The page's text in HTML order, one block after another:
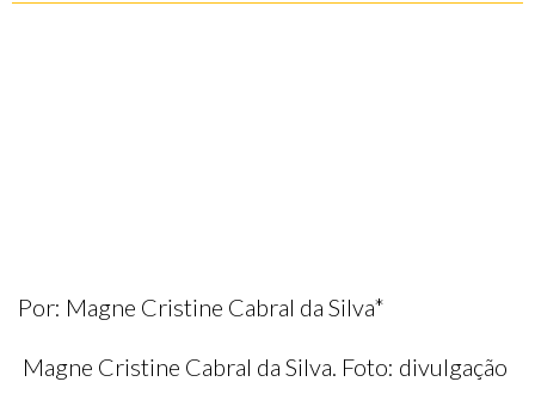
Por: Magne Cristine Cabral da Silva*
Magne Cristine Cabral da Silva. Foto: divulgação